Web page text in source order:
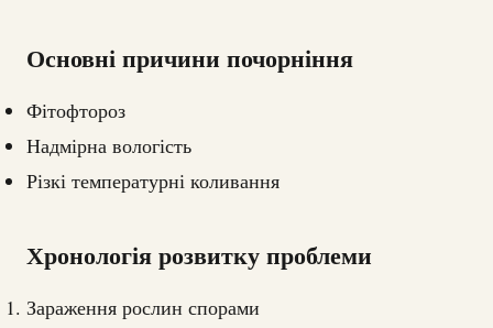
Основні причини почорніння
Фітофтороз
Надмірна вологість
Різкі температурні коливання
Хронологія розвитку проблеми
Зараження рослин спорами